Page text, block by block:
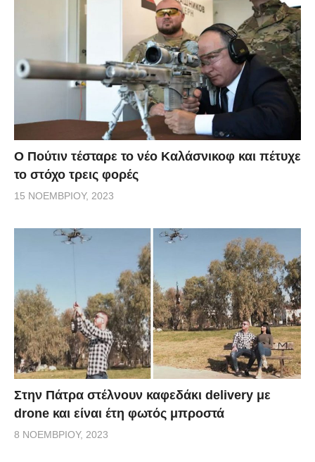
Ο Πούτιν τέσταρε το νέο Καλάσνικοφ και πέτυχε
το στόχο τρεις φορές
15 ΝΟΕΜΒΡΊΟΥ, 2023
Στην Πάτρα στέλνουν καφεδάκι delivery με
drone και είναι έτη φωτός μπροστά
8 ΝΟΕΜΒΡΊΟΥ, 2023